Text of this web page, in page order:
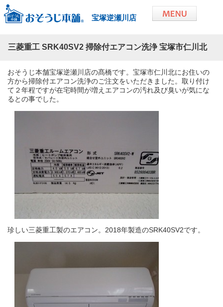
宝塚逆瀬川店
三菱重工 SRK40SV2 掃除付エアコン洗浄 宝塚市仁川北
おそうじ本舗宝塚逆瀬川店の髙橋です。宝塚市仁川北にお住いの
方から掃除付エアコン洗浄のご注文をいただきました。取り付け
て２年程ですが在宅時間が増えエアコンの汚れ及び臭いが気にな
るとの事でした。
珍しい三菱重工製のエアコン。2018年製造のSRK40SV2です。